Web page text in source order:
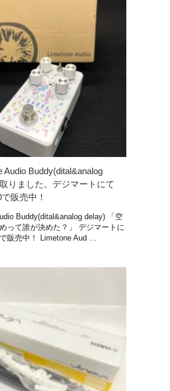
Audio Buddy(dital&analog
りました。デジマートにて
販売中！
Buddy(dital&analog delay) 「空
って誰が決めた？」 デジマートに
販売中！ Limetone Aud …